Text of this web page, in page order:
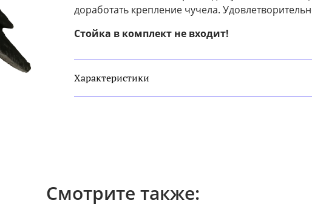
доработать крепление чучела.
Стойка в комплект не входит!
Характеристики
Смотрите также: